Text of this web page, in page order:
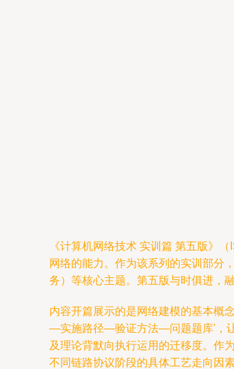
《计算机网络技术 实训篇 第五版》
网络的能力。作为该系列的实训部分
务）等核心主题。第五版与时俱进，
内容开篇展示的是网络建模的基本概
—实施路径—验证方法—问题题库'，让
及理论背默向执行运用的迁移度。作
不同链路协议阶段的具体工艺走向因